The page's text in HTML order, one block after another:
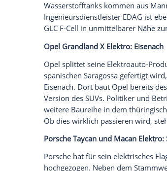
Produktionsstandort
Grenze fertigt die Firma
elektrischen Kleinwagen
tun wird: InAachen wurden
Mercedes EQ-Modelle:
Daimler hat gleich drei
ist die Elektroauto-
Montagelinien wie die C-
Württembergsoll es
werden kompakte EQ-